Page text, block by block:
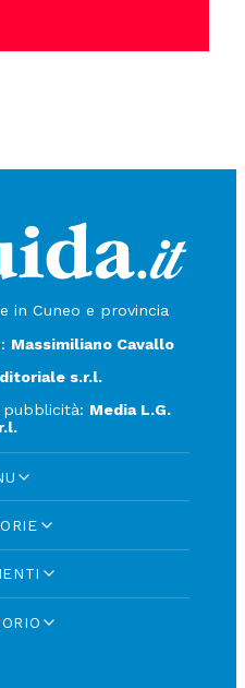
in Cuneo e provincia
Massimiliano Cavallo
s.r.l.
pubblicità: Media L.G.